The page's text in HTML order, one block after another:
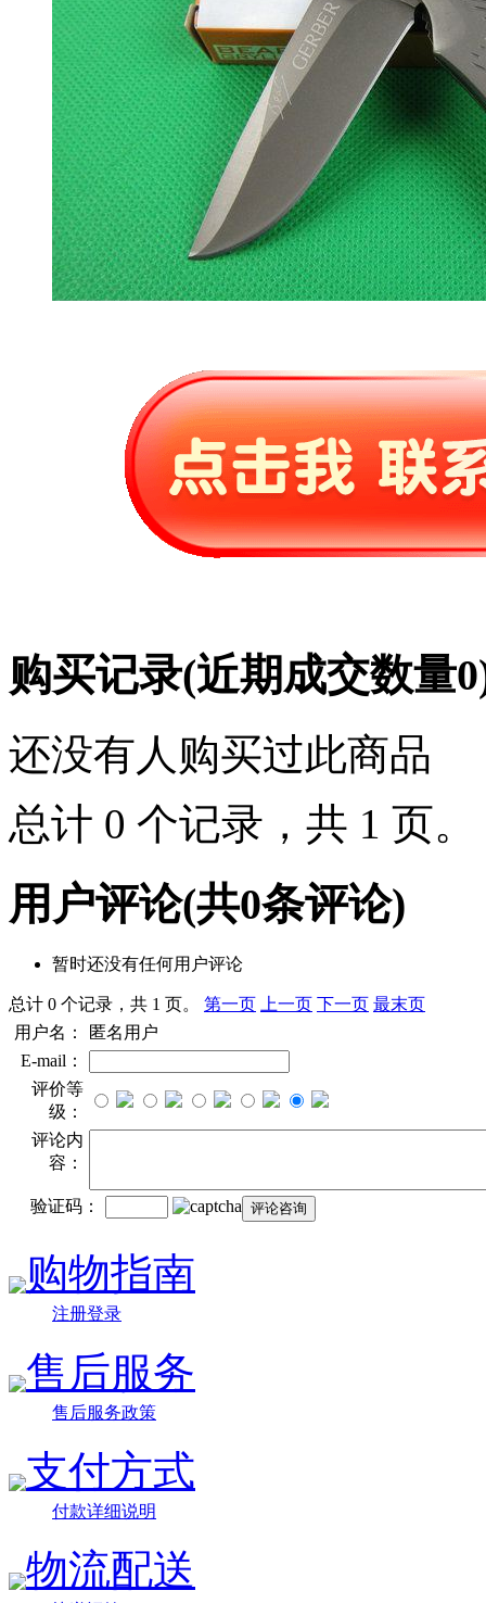
购买记录(近期成交数量0
还没有人购买过此商品
总计 0 个记录，共 1 页。
用户评论(共0条评论)
暂时还没有任何用户评论
总计 0 个记录，共 1 页。 第一页 上一页 下一页 最末页
用户名：
匿名用户
E-mail：
评价等
级：
评论内
容：
验证码：
购物指南
注册登录
售后服务
售后服务政策
支付方式
付款详细说明
物流配送